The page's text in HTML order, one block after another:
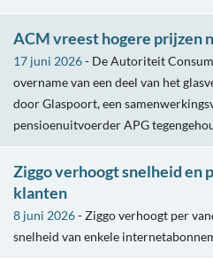
ACM vreest hogere prijzen
17 juni 2026- De Autoriteit
overname van een deel van het
door Glaspoort, een
pensioenuitvoerder APG
Ziggo verhoogt snelheid en
klanten
8 juni 2026- Ziggo verhoogt per
snelheid van enkele